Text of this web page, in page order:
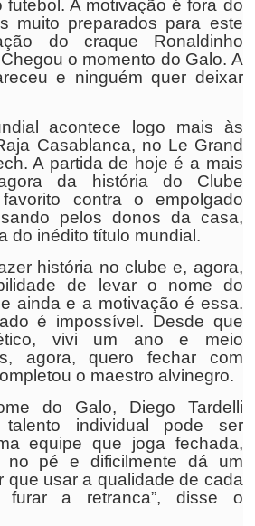
futebol. A motivação é fora do
muito preparados para este
do craque Ronaldinho
o momento do Galo. A
e ninguém quer deixar
acontece logo mais às
Casablanca, no Le Grand
A partida de hoje é a mais
da história do Clube
contra o empolgado
pelos donos da casa,
do inédito título mundial.
história no clube e, agora,
de levar o nome do
ainda e a motivação é essa.
é impossível. Desde que
vivi um ano e meio
agora, quero fechar com
o maestro alvinegro.
do Galo, Diego Tardelli
individual pode ser
equipe que joga fechada,
pé e dificilmente dá um
que usar a qualidade de cada
a retranca”, disse o